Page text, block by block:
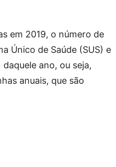
em 2019, o número de
Único de Saúde (SUS) e
ano, ou seja,
anuais, que são